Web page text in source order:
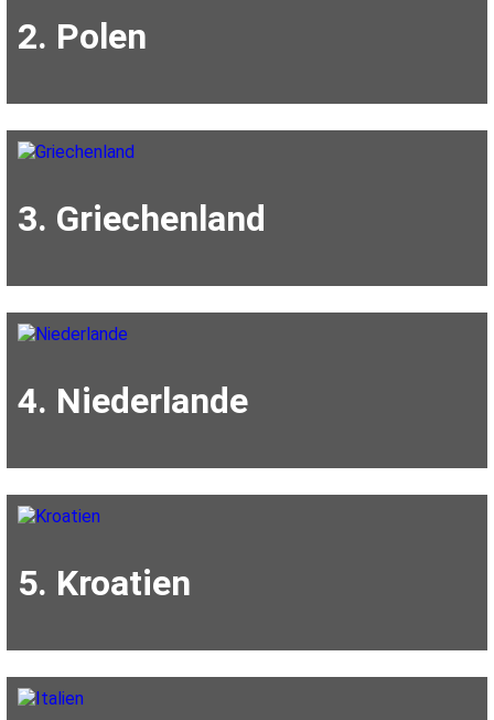
2. Polen
3. Griechenland
4. Niederlande
5. Kroatien